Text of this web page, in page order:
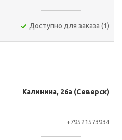
Доступно для заказа (1)
Калинина, 26а (Северск)
+79521573934